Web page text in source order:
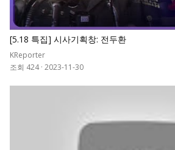
[5.18 특집] 시사기획창: 전두환
KReporter
조회 424 · 2023-11-30